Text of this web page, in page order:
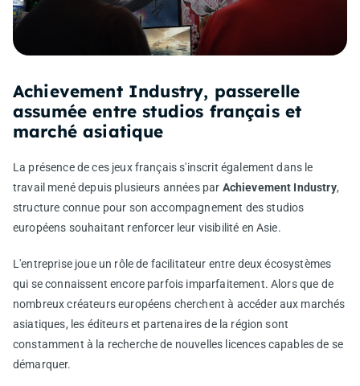
Achievement Industry, passerelle
assumée entre studios français et
marché asiatique
La présence de ces jeux français s'inscrit également dans le
travail mené depuis plusieurs années par Achievement Industry,
structure connue pour son accompagnement des studios
européens souhaitant renforcer leur visibilité en Asie.
L'entreprise joue un rôle de facilitateur entre deux écosystèmes
qui se connaissent encore parfois imparfaitement. Alors que de
nombreux créateurs européens cherchent à accéder aux marchés
asiatiques, les éditeurs et partenaires de la région sont
constamment à la recherche de nouvelles licences capables de se
démarquer.